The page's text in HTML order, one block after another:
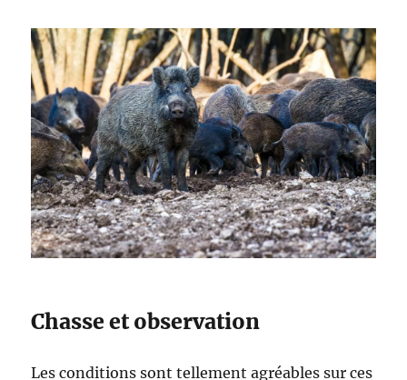
Chasse et observation
Les conditions sont tellement agréables sur ces